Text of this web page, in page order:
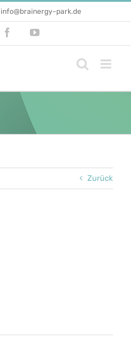
info@brainergy-park.de
FacebookYouTube
Zurück